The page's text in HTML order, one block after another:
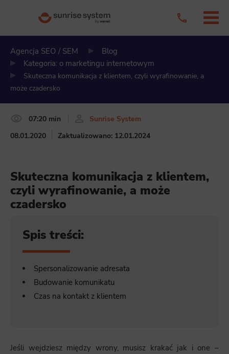
Agencja SEO / SEM
Blog
Kategoria: o marketingu internetowym
Skuteczna komunikacja z klientem, czyli wyrafinowanie, a
może czadersko
07:20 min
Sunrise System
08.01.2020
Zaktualizowano: 12.01.2024
Skuteczna komunikacja z klientem,
czyli wyrafinowanie, a może
czadersko
Spis treści:
Spersonalizowanie adresata
Budowanie komunikatu
Czas na kontakt z klientem
Jeśli wejdziesz między wrony, musisz krakać jak i one –